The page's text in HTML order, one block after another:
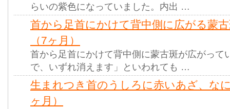
らいの紫色になっていました。内出 …
首から足首にかけて背中側に広がる蒙
（7ヶ月）
首から足首にかけて背中側に蒙古斑が広がって
で、いずれ消えます」といわれても …
生まれつき首のうしろに赤いあざ、な
ヶ月）